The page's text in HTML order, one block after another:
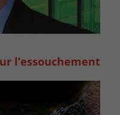
l’essouchement